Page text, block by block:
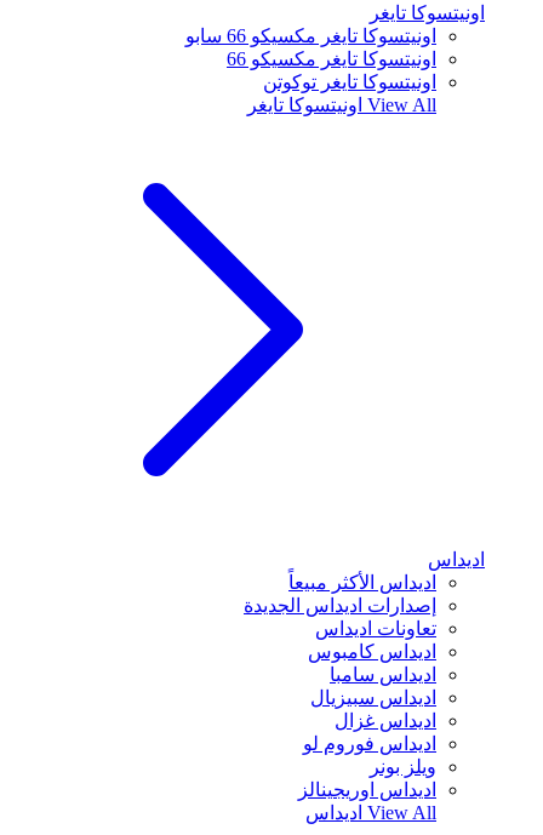
اونيتسوكا تايغر
اونيتسوكا تايغر مكسيكو 66 سابو
اونيتسوكا تايغر مكسيكو 66
اونيتسوكا تايغر توكوتن
View All اونيتسوكا تايغر
اديداس
اديداس الأكثر مبيعاً
إصدارات اديداس الجديدة
تعاونات اديداس
اديداس كامبوس
اديداس سامبا
اديداس سبيزيال
اديداس غزال
اديداس فوروم لو
ويلز بونر
اديداس اوريجينالز
View All اديداس